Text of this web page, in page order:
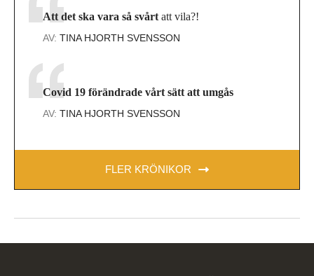
Att det ska vara så svårtatt vila?!
AV: TINA HJORTH SVENSSON
Covid 19 förändrade vårt sätt att umgås
AV: TINA HJORTH SVENSSON
FLER KRÖNIKOR